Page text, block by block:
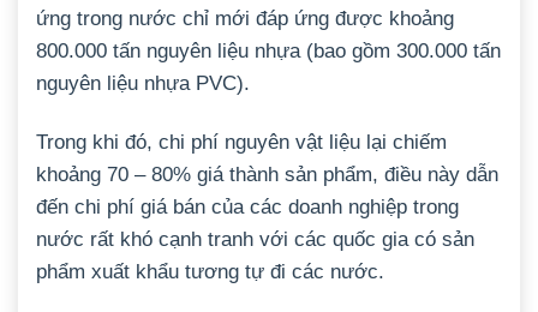
ứng trong nước chỉ mới đáp ứng được khoảng
800.000 tấn nguyên liệu nhựa (bao gồm 300.000 tấn
nguyên liệu nhựa PVC).
Trong khi đó, chi phí nguyên vật liệu lại chiếm
khoảng 70 – 80% giá thành sản phẩm, điều này dẫn
đến chi phí giá bán của các doanh nghiệp trong
nước rất khó cạnh tranh với các quốc gia có sản
phẩm xuất khẩu tương tự đi các nước.